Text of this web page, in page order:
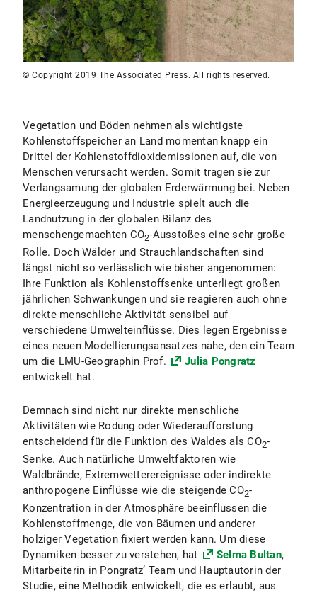
© Copyright 2019 The Associated Press. All rights reserved.
Vegetation und Böden nehmen als wichtigste
Kohlenstoffspeicher an Land momentan knapp ein
Drittel der Kohlenstoffdioxidemissionen auf, die von
Menschen verursacht werden. Somit tragen sie zur
Verlangsamung der globalen Erderwärmung bei. Neben
Energieerzeugung und Industrie spielt auch die
Landnutzung in der globalen Bilanz des
menschengemachten CO2-Ausstoßes eine sehr große
Rolle. Doch Wälder und Strauchlandschaften sind
längst nicht so verlässlich wie bisher angenommen:
Ihre Funktion als Kohlenstoffsenke unterliegt großen
jährlichen Schwankungen und sie reagieren auch ohne
direkte menschliche Aktivität sensibel auf
verschiedene Umwelteinflüsse. Dies legen Ergebnisse
eines neuen Modellierungsansatzes nahe, den ein Team
um die LMU-Geographin Prof.
Julia Pongratz
entwickelt hat.
Demnach sind nicht nur direkte menschliche
Aktivitäten wie Rodung oder Wiederaufforstung
entscheidend für die Funktion des Waldes als CO2-
Senke. Auch natürliche Umweltfaktoren wie
Waldbrände, Extremwetterereignisse oder indirekte
anthropogene Einflüsse wie die steigende CO2-
Konzentration in der Atmosphäre beeinflussen die
Kohlenstoffmenge, die von Bäumen und anderer
holziger Vegetation fixiert werden kann. Um diese
Dynamiken besser zu verstehen, hat
Selma Bultan,
Mitarbeiterin in Pongratz‘ Team und Hauptautorin der
Studie, eine Methodik entwickelt, die es erlaubt, aus